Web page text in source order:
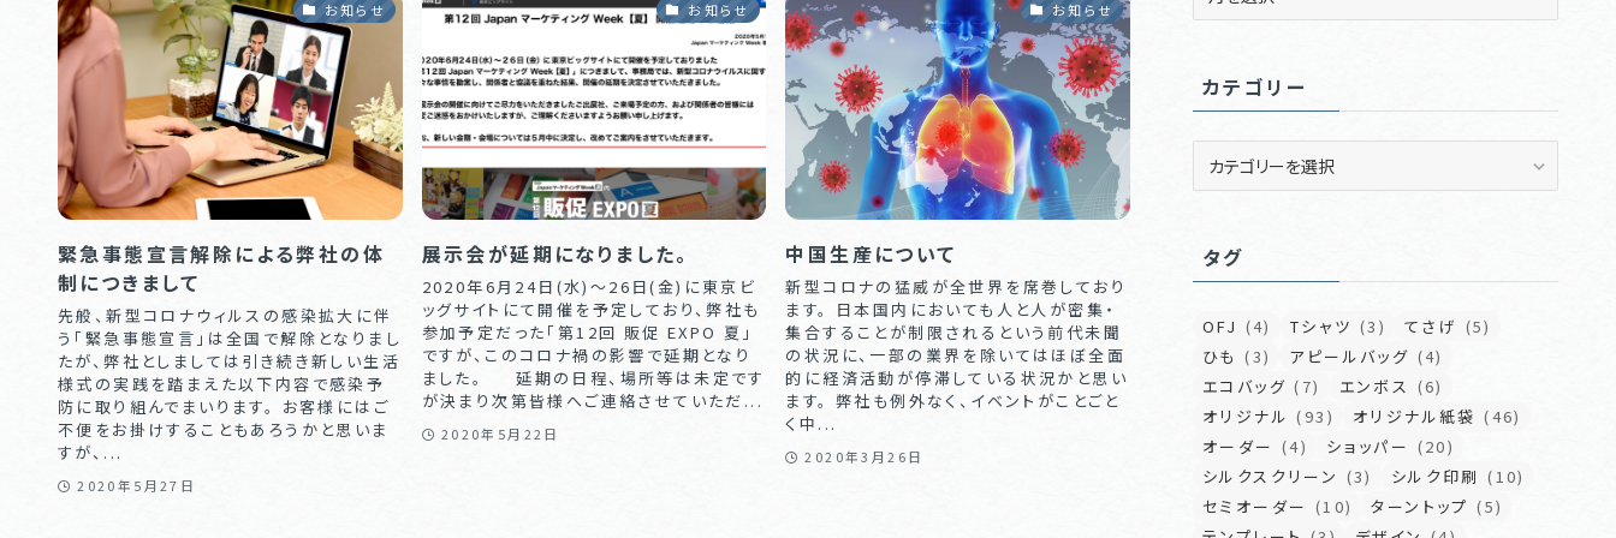
お知らせ
緊急事態宣言解除による弊社の体
制につきまして
先般、新型コロナウィルスの感染拡大に伴
う「緊急事態宣言」は全国で解除となりまし
たが、弊社としましては引き続き新しい生活
様式の実践を踏まえた以下内容で感染予
防に取り組んでまいります。 お客様にはご
不便をお掛けすることもあろうかと思いま
すが、...
2020年5月27日
お知らせ
展示会が延期になりました。
2020年6月24日(水)〜26日(金)に東京ビ
ッグサイトにて開催を予定しており、弊社も
参加予定だった「第12回 販促 EXPO 夏」
ですが、このコロナ禍の影響で延期となり
ました。 延期の日程、場所等は未定です
が決まり次第皆様へご連絡させていただ...
2020年5月22日
お知らせ
中国生産について
新型コロナの猛威が全世界を席巻しており
ます。 日本国内においても人と人が密集・
集合することが制限されるという前代未聞
の状況に、一部の業界を除いてはほぼ全面
的に経済活動が停滞している状況かと思い
ます。 弊社も例外なく、イベントがことごと
く中...
2020年3月26日
ー
ブ
カテゴリー
テ
ー
タグ
OFJ (4) Tシャツ (3) てさげ (5)
ひも (3) アピールバッグ (4)
エコバッグ (7) エンボス
(6)
オリジナル (93) オリジナル紙袋 (46)
オーダー (4) ショッパー (20)
シルクスクリーン (3) シルク印刷 (10)
セミオーダー (10) ターントップ (5)